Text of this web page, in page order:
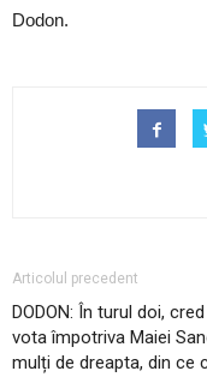
Dodon.
Articolul precedent
DODON: În turul doi,
vota împotriva Maiei
mulți de dreapta, din ce